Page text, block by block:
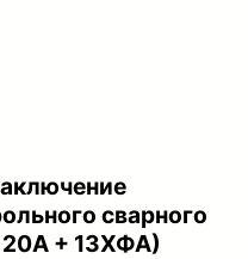
сварного
20А + 13ХФА)